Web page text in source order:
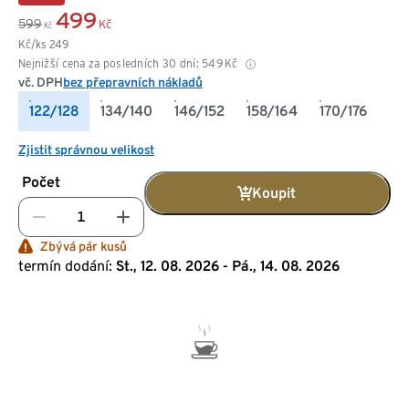
599 Kč 499 Kč
Kč/ks 249
Nejnižší cena za posledních 30 dní: 549 Kč
vč. DPHbez přepravních nákladů
122/128 134/140 146/152 158/164 170/176
Zjistit správnou velikost
Počet
Koupit
Zbývá pár kusů
termín dodání: St., 12. 08. 2026 - Pá., 14. 08. 2026